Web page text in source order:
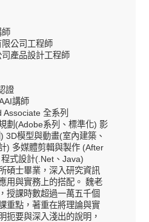
師
公司工程師
產品設計工程師
證
講師
全系列
劃(Adobe系列、標準化) 影
3D模型與動畫(室內建築、
) 多媒體剪輯與製作 (After
式設計(.Net、Java)
碩士畢業，深入研究資訊
用與實務上的搭配。 魏老
授課時數超過一萬五千個
重點，著重在將理論與實
扼要與深入淺出的說明，